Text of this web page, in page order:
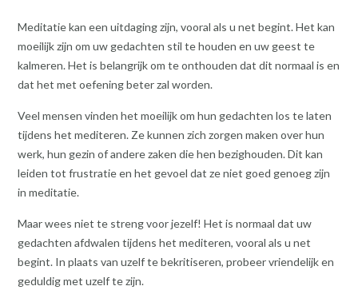
Meditatie kan een uitdaging zijn, vooral als u net begint. Het kan
moeilijk zijn om uw gedachten stil te houden en uw geest te
kalmeren. Het is belangrijk om te onthouden dat dit normaal is en
dat het met oefening beter zal worden.
Veel mensen vinden het moeilijk om hun gedachten los te laten
tijdens het mediteren. Ze kunnen zich zorgen maken over hun
werk, hun gezin of andere zaken die hen bezighouden. Dit kan
leiden tot frustratie en het gevoel dat ze niet goed genoeg zijn
in meditatie.
Maar wees niet te streng voor jezelf! Het is normaal dat uw
gedachten afdwalen tijdens het mediteren, vooral als u net
begint. In plaats van uzelf te bekritiseren, probeer vriendelijk en
geduldig met uzelf te zijn.